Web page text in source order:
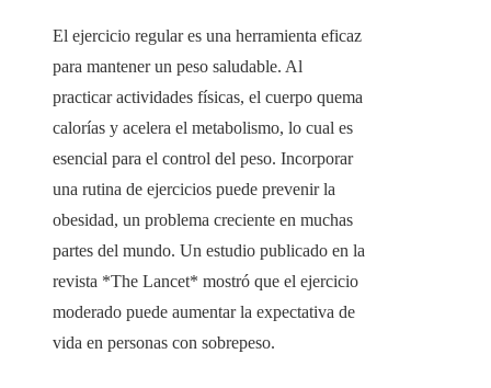
El ejercicio regular es una herramienta eficaz
para mantener un peso saludable. Al
practicar actividades físicas, el cuerpo quema
calorías y acelera el metabolismo, lo cual es
esencial para el control del peso. Incorporar
una rutina de ejercicios puede prevenir la
obesidad, un problema creciente en muchas
partes del mundo. Un estudio publicado en la
revista *The Lancet* mostró que el ejercicio
moderado puede aumentar la expectativa de
vida en personas con sobrepeso.